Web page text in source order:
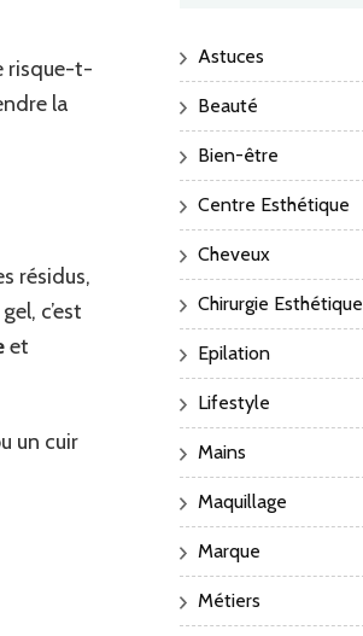
risque-t-
la
résidus,
c’est
et
un cuir
Astuces
Beauté
Bien-être
Centre Esthétique
Cheveux
Chirurgie Esthétique
Epilation
Lifestyle
Mains
Maquillage
Marque
Métiers